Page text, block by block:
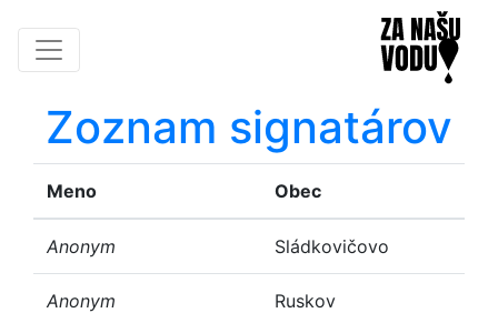
Zoznam signatárov
Meno Obec
Anonym Sládkovičovo
Anonym Ruskov